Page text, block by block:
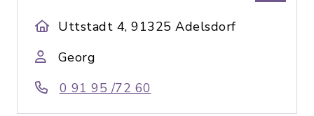
Uttstadt 4, 91325 Adelsdorf
Georg
0 91 95 /72 60